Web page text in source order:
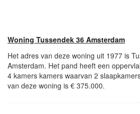
Woning Tussendek 36 Amsterdam
Het adres van deze woning uit 1977 is
Amsterdam. Het pand heeft een
4 kamers kamers waarvan 2
van deze woning is € 375.000.